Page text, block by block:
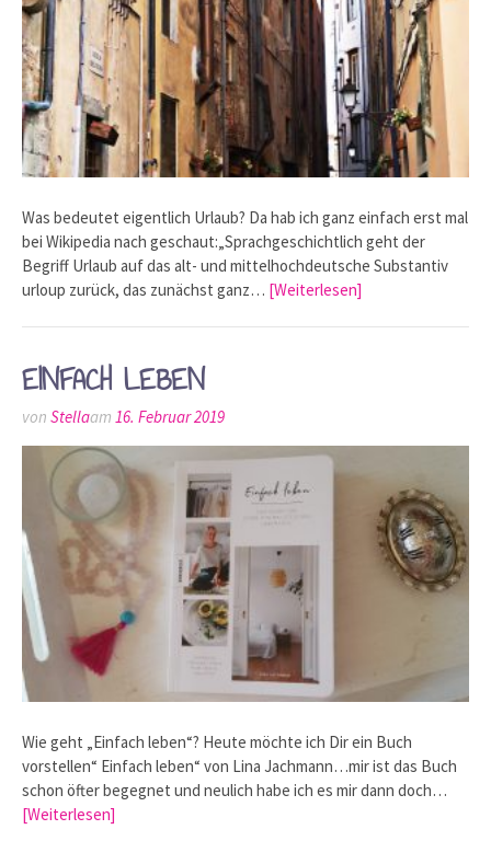
Was bedeutet eigentlich Urlaub? Da hab ich ganz einfach erst mal
bei Wikipedia nach geschaut:„Sprachgeschichtlich geht der
Begriff Urlaub auf das alt- und mittelhochdeutsche Substantiv
urloup zurück, das zunächst ganz… [Weiterlesen]
EINFACH LEBEN
von Stellaam 16. Februar 2019
Wie geht „Einfach leben“? Heute möchte ich Dir ein Buch
vorstellen“ Einfach leben“ von Lina Jachmann…mir ist das Buch
schon öfter begegnet und neulich habe ich es mir dann doch…
[Weiterlesen]